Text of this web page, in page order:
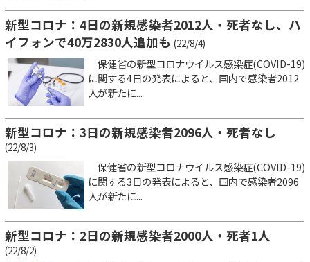
新型コロナ：4日の新規感染者2012人・死者なし、ハ
イフォンで40万2830人追加も (22/8/4)
保健省の新型コロナウイルス感染症(COVID-19)
に関する4日の発表によると、国内で感染者2012
人が新たに...
新型コロナ：3日の新規感染者2096人・死者なし
(22/8/3)
保健省の新型コロナウイルス感染症(COVID-19)
に関する3日の発表によると、国内で感染者2096
人が新たに...
新型コロナ：2日の新規感染者2000人・死者1人
(22/8/2)